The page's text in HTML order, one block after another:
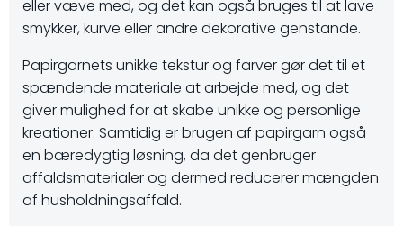
eller væve med, og det kan også bruges til at lave
smykker, kurve eller andre dekorative genstande.
Papirgarnets unikke tekstur og farver gør det til et
spændende materiale at arbejde med, og det
giver mulighed for at skabe unikke og personlige
kreationer. Samtidig er brugen af papirgarn også
en bæredygtig løsning, da det genbruger
affaldsmaterialer og dermed reducerer mængden
af ​​husholdningsaffald.